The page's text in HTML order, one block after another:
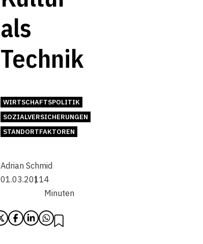
als
Technik
WIRTSCHAFTSPOLITIK
SOZIALVERSICHERUNGEN
STANDORTFAKTOREN
Adrian Schmid
01.03.20114
Minuten